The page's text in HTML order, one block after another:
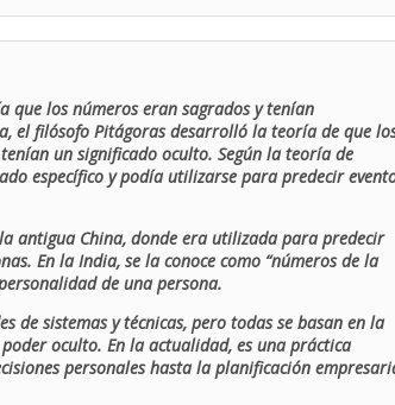
que los números eran sagrados y tenían
el filósofo Pitágoras desarrolló la teoría de que
un significado oculto. Según la teoría de
específico y podía utilizarse para predecir
antigua China, donde era utilizada para predecir
En la India, se la conoce como “números de la
de una persona.
de sistemas y técnicas, pero todas se basan en la
oculto. En la actualidad, es una práctica
personales hasta la planificación